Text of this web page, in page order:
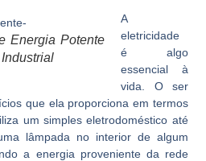
Energia Potente
A
eletricidade
é algo
essencial à
vida. O ser
que ela proporciona em termos
um simples eletrodoméstico até
lâmpada no interior de algum
a energia proveniente da rede